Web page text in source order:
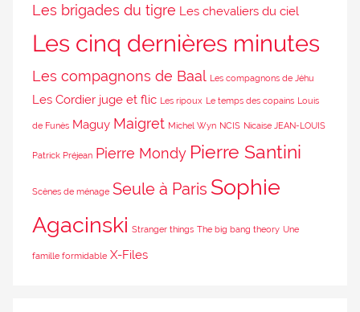
Les brigades du tigre Les chevaliers du ciel
Les cinq dernières minutes
Les compagnons de Baal Les compagnons de Jéhu
Les Cordier juge et flic Les ripoux Le temps des copains Louis
de Funès Maguy Maigret Michel Wyn NCIS Nicaise JEAN-LOUIS
Patrick Préjean Pierre Mondy Pierre Santini
Scènes de ménage Seule à Paris Sophie
Agacinski Stranger things The big bang theory Une
famille formidable X-Files